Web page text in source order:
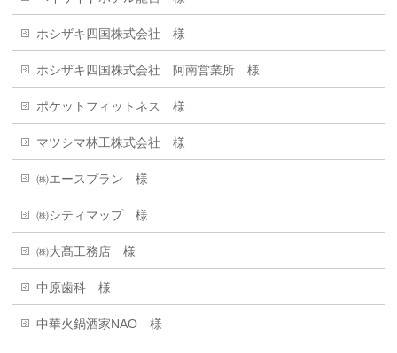
ホシザキ四国株式会社 様
ホシザキ四国株式会社 阿南営業所 様
ポケットフィットネス 様
マツシマ林工株式会社 様
㈱エースプラン 様
㈱シティマップ 様
㈱大髙工務店 様
中原歯科 様
中華火鍋酒家NAO 様